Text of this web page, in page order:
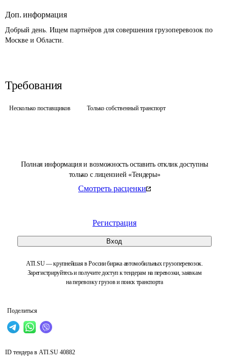
Полная информация и возможность оставить отклик доступны
только с лицензией «Тендеры»
Смотреть расценки
Регистрация
Вход
ATI.SU — крупнейшая в России биржа автомобильных грузоперевозок.
Зарегистрируйтесь и получите доступ к тендерам на перевозки, заявкам
на перевозку грузов и поиск транспорта
Поделиться
Доп. информация
Добрый день. Ищем партнёров для совершения грузоперевозок по
Москве и Области.
Требования
Несколько поставщиков Только собственный транспорт
ID тендера в ATI.SU 40882